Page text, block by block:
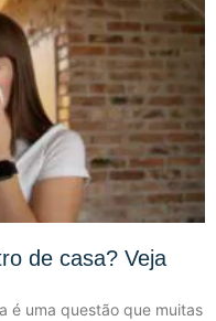
de casa? Veja
é uma questão que muitas